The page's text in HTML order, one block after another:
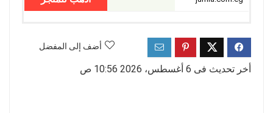
أضف إلى المفضل
أخر تحديث فى 6 أغسطس، 2026 10:56 ص